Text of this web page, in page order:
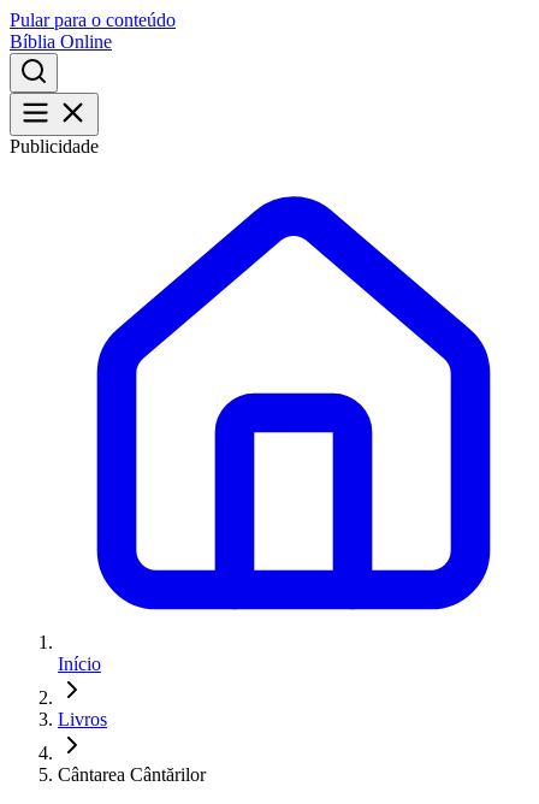
Pular para o conteúdo
Bíblia Online
Publicidade
Início
Livros
Cântarea Cântărilor